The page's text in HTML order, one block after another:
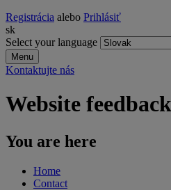
Registrácia alebo Prihlásiť
sk
Select your language
Menu
Kontaktujte nás
Website feedback
You are here
Home
Contact